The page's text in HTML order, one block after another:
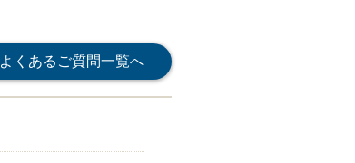
よくあるご質問一覧へ